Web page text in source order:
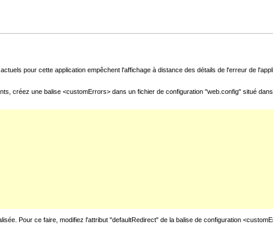
pour cette application empêchent l'affichage à distance des détails de l'erreur de
créez une balise <customErrors> dans un fichier de configuration "web.config" situé
Pour ce faire, modifiez l'attribut "defaultRedirect" de la balise de configuration